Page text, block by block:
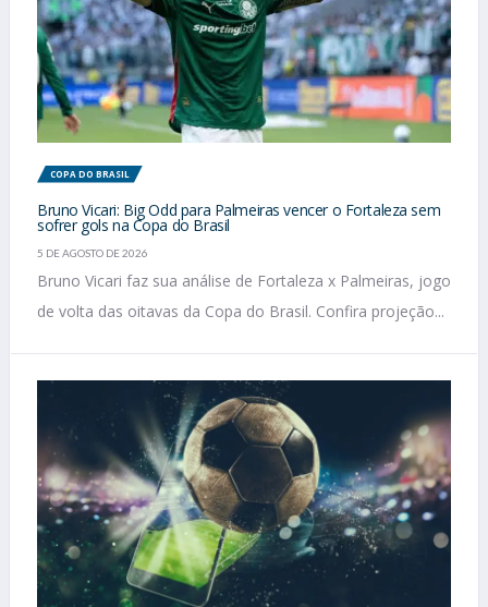
COPA DO BRASIL
Bruno Vicari: Big Odd para Palmeiras vencer o Fortaleza sem
sofrer gols na Copa do Brasil
5 DE AGOSTO DE 2026
Bruno Vicari faz sua análise de Fortaleza x Palmeiras, jogo
de volta das oitavas da Copa do Brasil. Confira projeção...